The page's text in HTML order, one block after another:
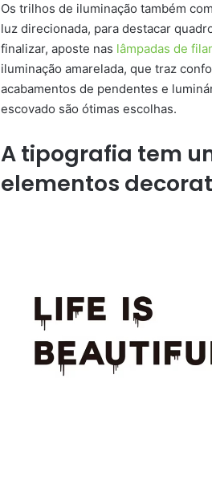
Os trilhos de iluminação também
luz direcionada, para destacar
finalizar, aposte nas lâmpadas de
iluminação amarelada, que traz
acabamentos de pendentes e
escovado são ótimas escolhas.
A tipografia tem
elementos